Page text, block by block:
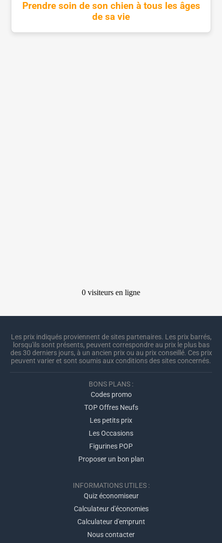
Prendre soin de son chien à tous les âges
de sa vie
Les prix indiqués proviennent de sites partenaires. Les prix barrés,
lorsqu'ils sont présents, peuvent correspondre au prix le plus bas
des 30 derniers jours, à un ancien prix ou au prix conseillé. Ces prix
peuvent varier et sont soumis aux conditions des sites concernés.
BONS PLANS :
Codes promo
TOP Offres Neufs
Les petits prix
Les Occasions
Figurines POP
Proposer un bon plan
INFORMATIONS UTILES :
Quiz économiseur
Calculateur d'économies
Calculateur d'emprunt
Nous contacter